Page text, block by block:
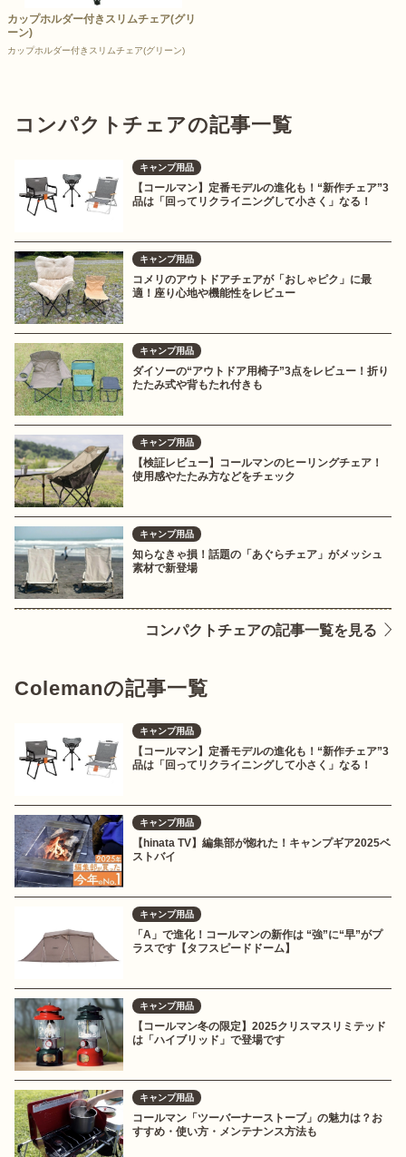
カップホルダー付きスリムチェア(グリ
ーン)
カップホルダー付きスリムチェア(グリーン)
コンパクトチェアの記事一覧
キャンプ用品
【コールマン】定番モデルの進化も！“新作チェア”3
品は「回ってリクライニングして小さく」なる！
キャンプ用品
コメリのアウトドアチェアが「おしゃピク」に最
適！座り心地や機能性をレビュー
キャンプ用品
ダイソーの“アウトドア用椅子”3点をレビュー！折り
たたみ式や背もたれ付きも
キャンプ用品
【検証レビュー】コールマンのヒーリングチェア！
使用感やたたみ方などをチェック
キャンプ用品
知らなきゃ損！話題の「あぐらチェア」がメッシュ
素材で新登場
コンパクトチェアの記事一覧を見る
Colemanの記事一覧
キャンプ用品
【コールマン】定番モデルの進化も！“新作チェア”3
品は「回ってリクライニングして小さく」なる！
キャンプ用品
【hinata TV】編集部が惚れた！キャンプギア2025ベ
ストバイ
キャンプ用品
「A」で進化！コールマンの新作は “強”に“早”がプ
ラスです【タフスピードドーム】
キャンプ用品
【コールマン冬の限定】2025クリスマスリミテッド
は「ハイブリッド」で登場です
キャンプ用品
コールマン「ツーバーナーストーブ」の魅力は？お
すすめ・使い方・メンテナンス方法も